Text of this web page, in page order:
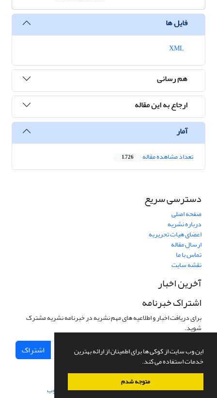
این وب سایت از کوکی ها برای اطمینان از ارائه بهترین
خدمات استفاده می کند.
متوجه شدم
فایل ها
هم رسانی
ارجاع به این مقاله
آمار
تعداد مشاهده مقاله 1,726
دسترسی سریع
صفحه اصلی
درباره نشریه
اعضای هیات تحریریه
ارسال مقاله
تماس با ما
نقشه سایت
آخرین اخبار
اشتراک خبرنامه
برای دریافت اخبار و اطلاعیه های مهم نشریه در خبرنامه نشریه مشترک
شوید.
اشتراک
سامانه مدیریت نشریات علمی.طراحی و پیاده سازی از سیناوب